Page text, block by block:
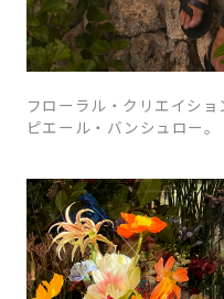
フローラル・クリエイシ
ピエール・バンシュロー。